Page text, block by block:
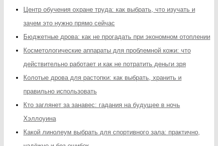
Центр обучения охране труда: как выбрать, что изучать и
зачем это нужно прямо сейчас
Бюджетные дрова: как не прогадать при экономном отоплении
Косметологические аппараты для проблемной кожи: что
действительно работает и как не потратить деньги зря
Колотые дрова для растопки: как выбрать, хранить и
правильно использовать
Кто заглянет за занавес: гадания на будущее в ночь
Хэллоуина
Какой линолеум выбрать для спортивного зала: практично,